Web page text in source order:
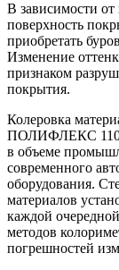
В зависимости от
поверхность
приобретать
Изменение
признаком
покрытия.
Колеровка
ПОЛИФЛЕКС 1101,
в объеме
современного
оборудования.
материалов
каждой
методов
погрешностей